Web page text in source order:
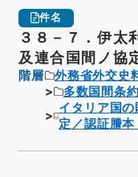
件名
３８－７．伊太
及連合国間ノ協
階層 外務省外交史
多数国間条約
イタリア国
定／認証謄本